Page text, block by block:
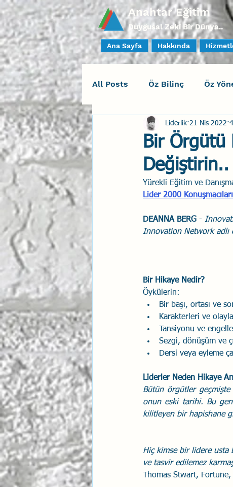
Anahtar Eğitim
Duygusal Zeki Bir Dünya..
Ana Sayfa Hakkında
All Posts Öz Bilinç Öz
Sosyal Bilinç İlişki
Yaratıcı Drama İnsan
Psikolojik Güvenlik
Bir
Değiştirin..
Liderlik 21 Nis 2022
Yürekli Eğitim ve
Lider 2000 Konuşmacıları
DEANNA BERG -
Innovation Network adlı
Bir Hikaye Nedir?
Öykülerin:
Bir başı, ortası ve
Karakterleri ve
Tansiyonu ve
Sezgi, dönüşüm ve
Dersi veya eyleme
Liderler Neden Hikaye
Bütün örgütler
onun eski tarihi. Bu
kilitleyen bir hapishane
Hiç kimse bir lidere usta
ve tasvir edilemez
Thomas Stwart,